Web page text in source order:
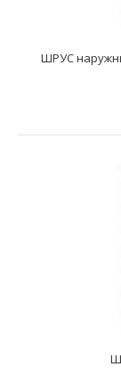
Применение
ШРУС